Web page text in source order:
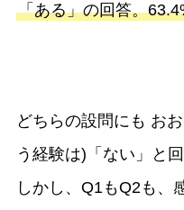
「ある」の回答。
どちらの設問にも お
う経験は)「ない」と
しかし、Q1もQ2も、